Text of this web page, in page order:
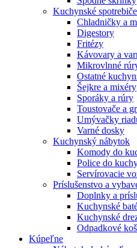
Kuchynské spotrebiče
Chladničky a
Digestory
Fritézy
Kávovary a
Mikrovlnné
Ostatné
Šejkre a mixéry
Sporáky a rúry
Toustovače a
Umývačky
Varné dosky
Kuchynský nábytok
Komody do
Police do
Servírovacie
Príslušenstvo a
Doplnky a
Kuchynské
Kuchynské
Odpadkové
Kúpeľne